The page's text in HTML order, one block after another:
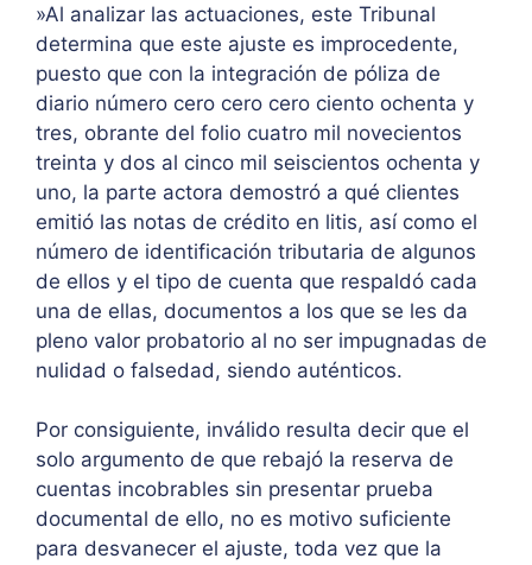
»Al analizar las actuaciones, este Tribunal
determina que este ajuste es improcedente,
puesto que con la integración de póliza de
diario número cero cero cero ciento ochenta y
tres, obrante del folio cuatro mil novecientos
treinta y dos al cinco mil seiscientos ochenta y
uno, la parte actora demostró a qué clientes
emitió las notas de crédito en litis, así como el
número de identificación tributaria de algunos
de ellos y el tipo de cuenta que respaldó cada
una de ellas, documentos a los que se les da
pleno valor probatorio al no ser impugnadas de
nulidad o falsedad, siendo auténticos.
Por consiguiente, inválido resulta decir que el
solo argumento de que rebajó la reserva de
cuentas incobrables sin presentar prueba
documental de ello, no es motivo suficiente
para desvanecer el ajuste, toda vez que la